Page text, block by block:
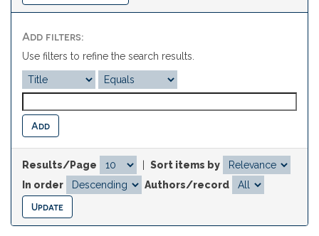
Add filters:
Use filters to refine the search results.
Results/Page
Sort items by
In order
Authors/record